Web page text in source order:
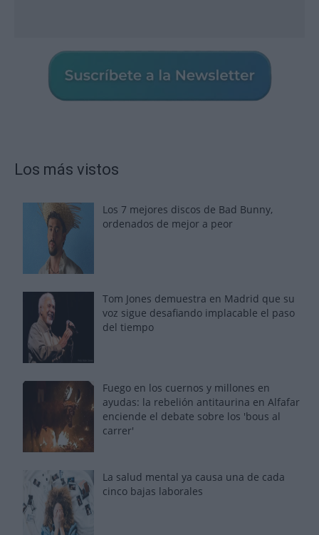
Los más vistos
Los 7 mejores discos de Bad Bunny,
ordenados de mejor a peor
Tom Jones demuestra en Madrid que su
voz sigue desafiando implacable el paso
del tiempo
Fuego en los cuernos y millones en
ayudas: la rebelión antitaurina en Alfafar
enciende el debate sobre los 'bous al
carrer'
La salud mental ya causa una de cada
cinco bajas laborales